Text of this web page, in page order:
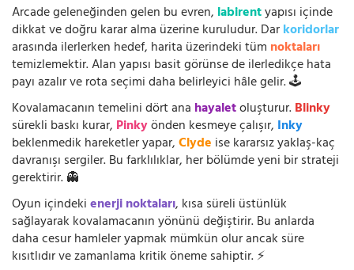
Arcade geleneğinden gelen bu evren, labirentyapısı içinde
dikkat ve doğru karar alma üzerine kuruludur. Darkoridorlar
arasında ilerlerken hedef, harita üzerindeki tüm noktaları
temizlemektir. Alan yapısı basit görünse de ilerledikçe hata
payı azalır ve rota seçimi daha belirleyici hâle gelir. 🕹️
Kovalamacanın temelini dört ana hayaletoluşturur.Blinky
sürekli baskı kurar, Pinkyönden kesmeye çalışır, Inky
beklenmedik hareketler yapar,Clyde ise kararsız yaklaş-kaç
davranışı sergiler. Bu farklılıklar, her bölümde yeni bir strateji
gerektirir. 👻
Oyun içindekienerji noktaları, kısa süreli üstünlük
sağlayarak kovalamacanın yönünü değiştirir. Bu anlarda
daha cesur hamleler yapmak mümkün olur ancak süre
kısıtlıdır ve zamanlama kritik öneme sahiptir. ⚡